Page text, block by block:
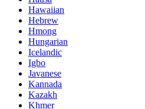
Hawaiian
Hebrew
Hmong
Hungarian
Icelandic
Igbo
Javanese
Kannada
Kazakh
Khmer